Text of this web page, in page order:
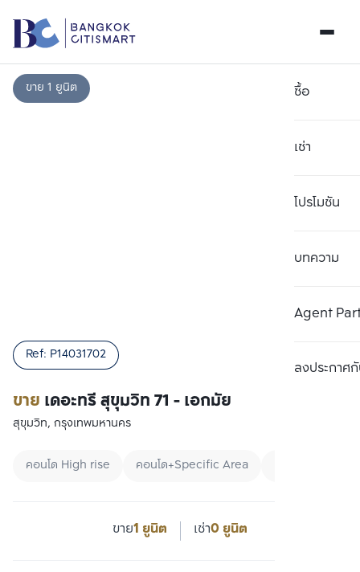
ซื้อ
เช่า
โปรโมชัน
บทความ
Agent
ลงประกาศกั
ขาย 1 ยูนิต
ขาย เดอะทรี สุขุมวิท 71 - เอกมัย
Ref: P14031702
สุขุมวิท, กรุงเทพมหานคร
คอนโด High rise คอนโด+Specific Area
ขาย1 ยูนิต เช่า0 ยูนิต